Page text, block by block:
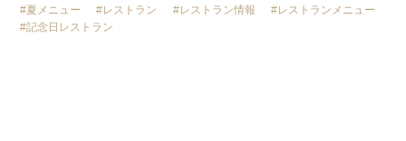
夏メニュー レストラン レストラン情報
レストランメニュー
記念日レストラン